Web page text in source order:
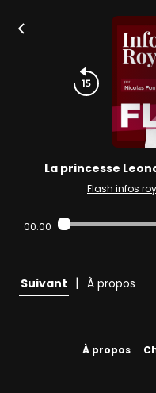
La princesse
Flash infos
00:00
Suivant | À propos
À propos